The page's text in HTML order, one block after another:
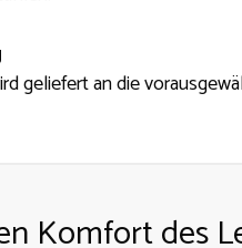
geliefert an die
Komfort des